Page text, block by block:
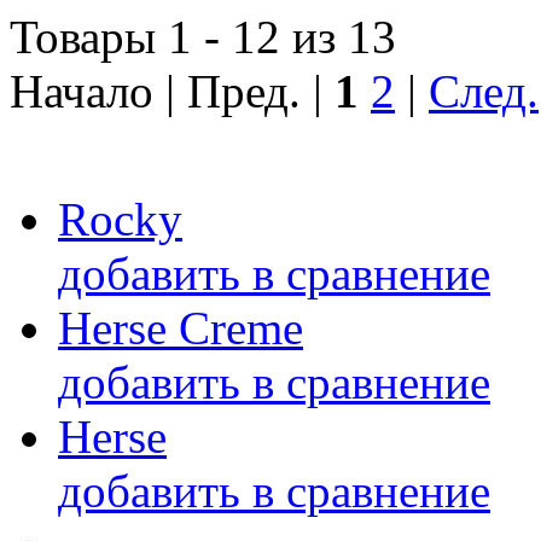
Товары 1 - 12 из 13
Начало | Пред. | 1 2 | След.
Rocky
добавить в сравнение
Herse Creme
добавить в сравнение
Herse
добавить в сравнение